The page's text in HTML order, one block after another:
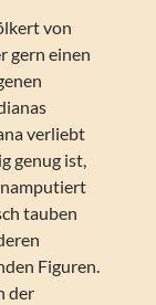
von
gern einen
verliebt
genug ist,
tauben
Figuren.
der